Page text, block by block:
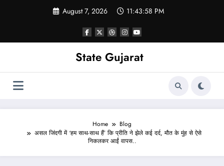
August 7, 2026 11:44:00 PM
State Gujarat
Home
Blog
असल जिंदगी में ‘हम साथ-साथ हैं’ कि प्रीति ने झेले कई दर्द, मौत के मुंह से ऐसे
निकलकर आईं वापस..